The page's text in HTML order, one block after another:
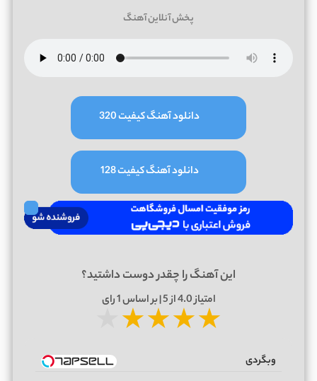
پخش آنلاین آهنگ
دانلود آهنگ کیفیت 320
دانلود آهنگ کیفیت 128
این آهنگ را چقدر دوست داشتید؟
امتیاز4.0از 5 | بر اساس 1رای
★★★★
وبگردی